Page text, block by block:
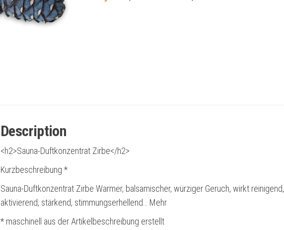
Description
<h2>Sauna-Duftkonzentrat Zirbe</h2>
Kurzbeschreibung *
Sauna-Duftkonzentrat Zirbe Warmer, balsamischer, würziger Geruch, wirkt reinigend,
aktivierend, stärkend, stimmungserhellend… Mehr
* maschinell aus der Artikelbeschreibung erstellt